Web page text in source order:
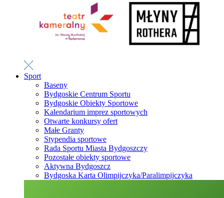
Sport
Baseny
Bydgoskie Centrum Sportu
Bydgoskie Obiekty Sportowe
Kalendarium imprez sportowych
Otwarte konkursy ofert
Małe Granty
Stypendia sportowe
Rada Sportu Miasta Bydgoszczy
Pozostałe obiekty sportowe
Aktywna Bydgoszcz
Bydgoska Karta Olimpijczyka/Paralimpijczyka